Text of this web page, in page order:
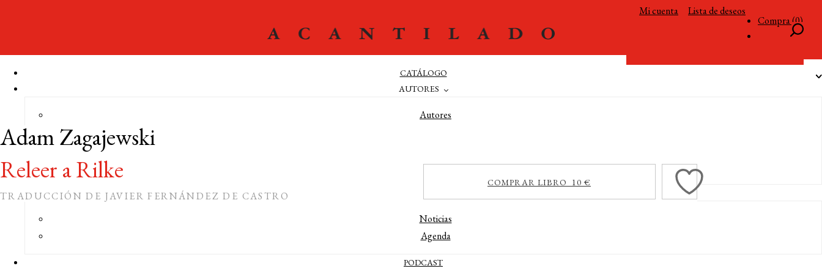
Mi cuenta Lista de deseos
Compra (0)
CATÁLOGO
AUTORES
Autores
Prologuistas
Noticias
Agenda
PODCAST
Adam Zagajewski
Releer a Rilke
TRADUCCIÓN DE JAVIER FERNÁNDEZ DE CASTRO
COMPRAR LIBRO 10 €